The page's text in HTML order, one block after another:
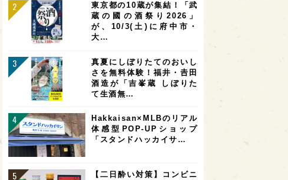
東京都の10蔵が集結！「武
蔵の國の酒祭り2026」
が、10/3(土)に府中市・
大…
真夏にしぼりたてのおいし
さを無料体験！福井・𠮷田
酒造が「吉峯蔵 しぼりた
て生酒無…
Hakkaisan×MLBのリアル
体感型POP-UPショップ
「スタンドハッカイサ…
【二日酔い対策】コンビニ